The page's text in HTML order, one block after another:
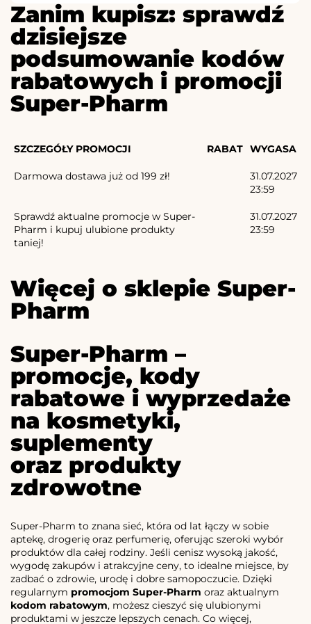
Zanim kupisz: sprawdź
dzisiejsze
podsumowanie kodów
rabatowych i promocji
Super-Pharm
SZCZEGÓŁY PROMOCJI RABAT WYGASA
Darmowa dostawa już od 199 zł!
31.07.2027
23:59
Sprawdź aktualne promocje w Super-
Pharm i kupuj ulubione produkty
taniej!
31.07.2027
23:59
Więcej o sklepie Super-
Pharm
Super-Pharm –
promocje, kody
rabatowe i wyprzedaże
na kosmetyki,
suplementy
oraz produkty
zdrowotne
Super-Pharm to znana sieć, która od lat łączy w sobie
aptekę, drogerię oraz perfumerię, oferując szeroki wybór
produktów dla całej rodziny. Jeśli cenisz wysoką jakość,
wygodę zakupów i atrakcyjne ceny, to idealne miejsce, by
zadbać o zdrowie, urodę i dobre samopoczucie. Dzięki
regularnym promocjom Super-Pharm oraz aktualnym
kodom rabatowym, możesz cieszyć się ulubionymi
produktami w jeszcze lepszych cenach. Co więcej,